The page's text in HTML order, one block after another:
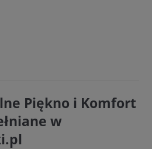
kosztów płatności
Piękno i Komfort
w